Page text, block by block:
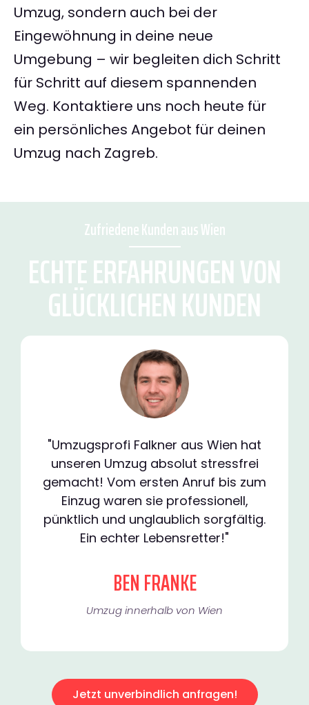
Umzug, sondern auch bei der
Eingewöhnung in deine neue
Umgebung – wir begleiten dich Schritt
für Schritt auf diesem spannenden
Weg. Kontaktiere uns noch heute für
ein persönliches Angebot für deinen
Umzug nach Zagreb.
Zufriedene Kunden aus Wien
ECHTE ERFAHRUNGEN VON
GLÜCKLICHEN KUNDEN
"Umzugsprofi Falkner aus Wien hat
unseren Umzug absolut stressfrei
gemacht! Vom ersten Anruf bis zum
Einzug waren sie professionell,
pünktlich und unglaublich sorgfältig.
Ein echter Lebensretter!"
BEN FRANKE
Umzug innerhalb von Wien​
Jetzt unverbindlich anfragen!